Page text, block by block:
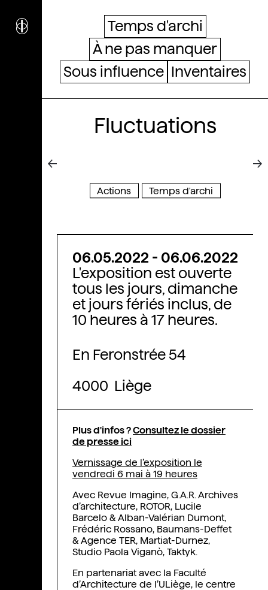
i culturel
rchitecture
Wallonie-Bruxelles
Temps d'archi
À ne pas manquer
Sous influence Inventaires
Fluctuations
Actions Temps d'archi
06.05.2022 - 06.06.2022
L'exposition est ouverte
tous les jours, dimanche
et jours fériés inclus, de
10 heures à 17 heures.
En Feronstrée 54
4000 Liège
Plus d'infos ?Consultez le dossier
de presse ici
Vernissage de l’exposition le
vendredi 6 mai à 19 heures
Avec Revue Imagine, G.A.R. Archives
d’architecture, ROTOR, Lucile
Barcelo & Alban-Valérian Dumont,
Frédéric Rossano, Baumans-Deffet
& Agence TER, Martiat-Durnez,
Studio Paola Viganò, Taktyk.
En partenariat avec la Faculté
d’Architecture de l’ULiège, le centre